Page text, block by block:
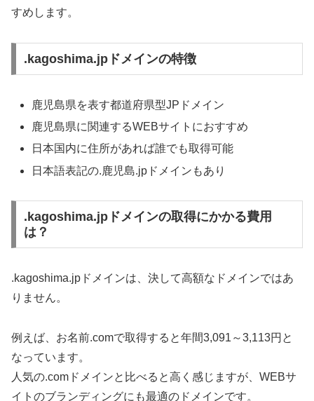
すめします。
.kagoshima.jpドメインの特徴
鹿児島県を表す都道府県型JPドメイン
鹿児島県に関連するWEBサイトにおすすめ
日本国内に住所があれば誰でも取得可能
日本語表記の.鹿児島.jpドメインもあり
.kagoshima.jpドメインの取得にかかる費用
は？
.kagoshima.jpドメインは、決して高額なドメインではあ
りません。
例えば、お名前.comで取得すると年間3,091～3,113円と
なっています。
人気の.comドメインと比べると高く感じますが、WEBサ
イトのブランディングにも最適のドメインです。